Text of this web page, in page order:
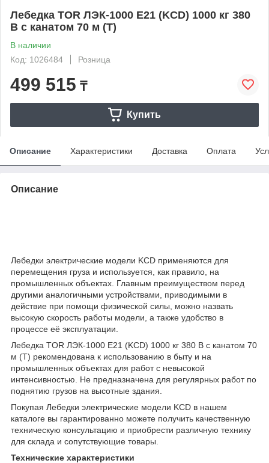
Лебедка TOR ЛЭК-1000 E21 (KCD) 1000 кг 380
В с канатом 70 м (T)
В наличии
Код: 1026484
Розница
499 515 ₸
Купить
Описание Характеристики Доставка Оплата
Описание
Лебедки электрические модели KCD применяются для
перемещения груза и используется, как правило, на
промышленных объектах. Главным преимуществом перед
другими аналогичными устройствами, приводимыми в
действие при помощи физической силы, можно назвать
высокую скорость работы модели, а также удобство в
процессе её эксплуатации.
Лебедка TOR ЛЭК-1000 E21 (KCD) 1000 кг 380 В с канатом 70
м (T) рекомендована к использованию в быту и на
промышленных объектах для работ с невысокой
интенсивностью. Не предназначена для регулярных работ по
поднятию грузов на высотные здания.
Покупая Лебедки электрические модели KCD в нашем
каталоге вы гарантированно можете получить качественную
техническую консультацию и приобрести различную технику
для склада и сопутствующие товары.
Технические характеристики